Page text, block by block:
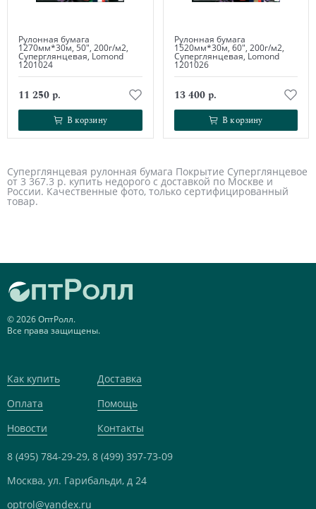
Рулонная бумага
1270мм*30м, 50", 200г/м2,
Суперглянцевая, Lomond
1201024
11 250 р.
В корзину
В корзину
Рулонная бумага
1520мм*30м, 60", 200г/м2,
Суперглянцевая, Lomond
1201026
13 400 р.
В корзину
В корзину
Суперглянцевая рулонная бумага Покрытие Суперглянцевое
от 3 367.3 р. купить недорого с доставкой по Москве и
России. Качественные фото, только сертифицированный
товар.
© 2026 ОптРолл.
Все права защищены.
Как купить
Доставка
Оплата
Помощь
Новости
Контакты
8 (495) 784-29-29, 8 (499) 397-73-09
Москва, ул. Гарибальди, д 24
optrol@yandex.ru